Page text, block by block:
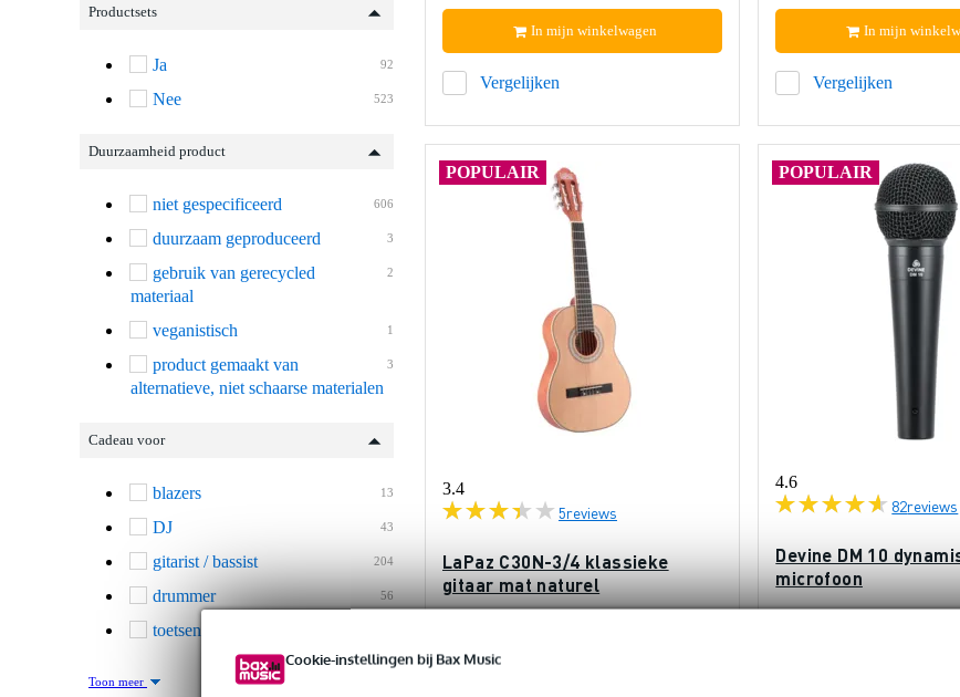
Cookie-instellingen bij Bax Music
Productsets
92
Ja
523
Nee
Duurzaamheid product
606
niet gespecificeerd
3
duurzaam geproduceerd
2
gebruik van gerecycled
materiaal
1
veganistisch
3
product gemaakt van
alternatieve, niet schaarse materialen
Cadeau voor
13
blazers
43
DJ
204
gitarist / bassist
56
drummer
toetsenist
Toon meer
Vergelijken
In mijn winkelwagen
Vergelijken
In mijn
POPULAIR
3.4
5reviews
LaPaz C30N-3/4 klassieke
gitaar mat naturel
POPULAIR
4.6
82reviews
Devine DM 10
microfoon